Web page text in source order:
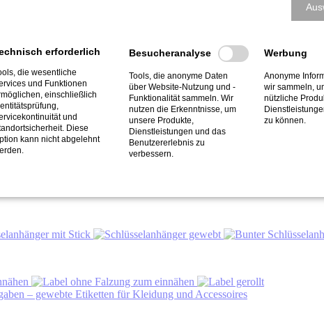
interessieren:
erforderlich
die wesentliche
und Funktionen
einschließlich
und
Diese
kann nicht abgelehnt
Besucheranalyse
Tools, die anonyme Daten
über Website-Nutzung und -
Funktionalität sammeln. Wir
nutzen die Erkenntnisse, um
unsere Produkte,
Dienstleistungen und das
Benutzererlebnis zu
verbessern.
Werbung
Anonyme
wir sammeln,
nützliche
zu können.